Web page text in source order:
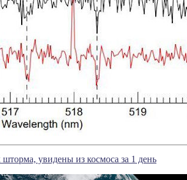
увидены из космоса за 1 день